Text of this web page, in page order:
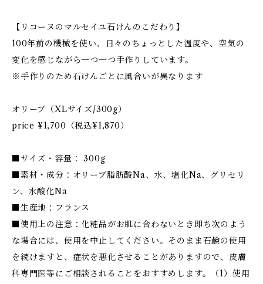
【リコーヌのマルセイユ石けんのこだわり】
100年前の機械を使い、日々のちょっとした温度や、空気の
変化を感じながら一つ一つ手作りしています。
※手作りのため石けんごとに風合いが異なります
オリーブ（XLサイズ/300g）
price ¥1,700（税込¥1,870）
■サイズ・容量： 300g
■素材・成分：オリーブ脂肪酸Na、水、塩化Na、グリセリ
ン、水酸化Na
■生産地：フランス
■使用上の注意：化粧品がお肌に合わないとき即ち次のよう
な場合には、使用を中止してください。そのまま石鹸の使用
を続けますと、症状を悪化させることがありますので、皮膚
科専門医等にご相談されることをおすすめします。（1）使用